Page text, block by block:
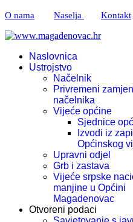
O nama Naselja Kontakt
Naslovnica
Ustrojstvo
Načelnik
Privremeni
načelnika
Vijeće općine
Sjednice
Izvodi iz
Općinskog
Upravni odjel
Grb i zastava
Vijeće srpske
manjine u Općini
Magadenovac
Otvoreni podaci